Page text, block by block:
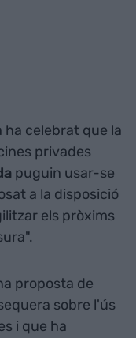
ha celebrat que la
privades
puguin usar-se
a la disposició
els pròxims
proposta de
sobre l'ús
i que ha